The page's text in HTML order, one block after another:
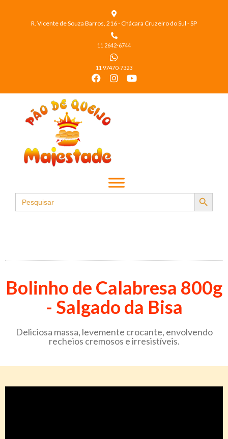
R. Vicente de Souza Barros, 216 - Chácara Cruzeiro do Sul - SP
11 2642-6744
11 97470-7323
Search
for:
Search Button
Bolinho de Calabresa 800g
- Salgado da Bisa
Deliciosa massa, levemente crocante, envolvendo
recheios cremosos e irresistíveis.